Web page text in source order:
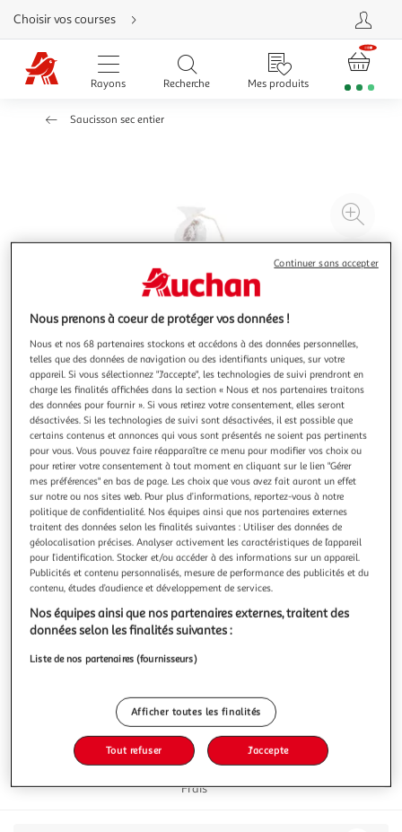
Aller
directement
au
contenu
Aller
directement
Aller
Choisir vos courses
Rayons Recherche Mes produits
Saucisson sec entier
à
5.0 (2)
GALIBIER
Saucisse sèche pur porc
Une recette traditionnelle du terroir de la Savoie:- Boyaux
et fleurs naturels- Affinage lent pour une saveur douce et
parfumée- Ingrédients sélectionnés pour des saveurs
marquées- Une présentation attractive et un nom
évocateur du Terroir de Savoie: Le Galibier qui renforce
l'identité régionale, l'
En savoir +
200g
Frais
Nous prenons à coeur de protéger vos données !
Nous et nos 68 partenaires stockons et accédons à des données personnelles,
telles que des données de navigation ou des identifiants uniques, sur votre
appareil. Si vous sélectionnez "J'accepte", les technologies de suivi prendront en
charge les finalités affichées dans la section « Nous et nos partenaires traitons
des données pour fournir ». Si vous retirez votre consentement, elles seront
désactivées. Si les technologies de suivi sont désactivées, il est possible que
certains contenus et annonces qui vous sont présentés ne soient pas pertinents
pour vous. Vous pouvez faire réapparaître ce menu pour modifier vos choix ou
pour retirer votre consentement à tout moment en cliquant sur le lien "Gérer
mes préférences" en bas de page. Les choix que vous avez fait auront un effet
sur notre ou nos sites web. Pour plus d’informations, reportez-vous à notre
politique de confidentialité. Nos équipes ainsi que nos partenaires externes
traitent des données selon les finalités suivantes : Utiliser des données de
géolocalisation précises. Analyser activement les caractéristiques de l’appareil
pour l’identification. Stocker et/ou accéder à des informations sur un appareil.
Publicités et contenu personnalisés, mesure de performance des publicités et du
contenu, études d’audience et développement de services.
Nos équipes ainsi que nos partenaires externes, traitent des
données selon les finalités suivantes :
Liste de nos partenaires (fournisseurs)
Afficher toutes les finalités
Tout refuser J'accepte
Continuer sans accepter